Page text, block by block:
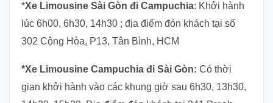
*Xe Limousine Sài Gòn đi Campuchia: Khởi hành
lúc 6h00, 6h30, 14h30 ; địa điểm đón khách tại số
302 Cộng Hòa, P13, Tân Bình, HCM
*Xe Limousine Campuchia đi Sài Gòn: Có thời
gian khởi hành vào các khung giờ sau 6h30, 13h30,